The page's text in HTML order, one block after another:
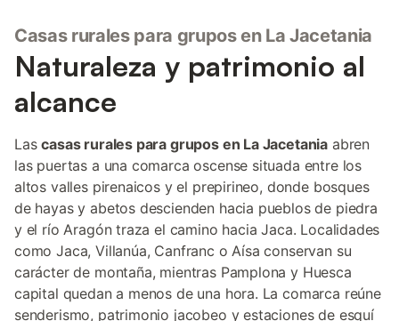
Casas rurales para grupos en La Jacetania
Naturaleza y patrimonio al
alcance
Lascasas rurales para grupos en La Jacetania abren
las puertas a una comarca oscense situada entre los
altos valles pirenaicos y el prepirineo, donde bosques
de hayas y abetos descienden hacia pueblos de piedra
y el río Aragón traza el camino hacia Jaca. Localidades
como Jaca, Villanúa, Canfranc o Aísa conservan su
carácter de montaña, mientras Pamplona y Huesca
capital quedan a menos de una hora. La comarca reúne
senderismo, patrimonio jacobeo y estaciones de esquí